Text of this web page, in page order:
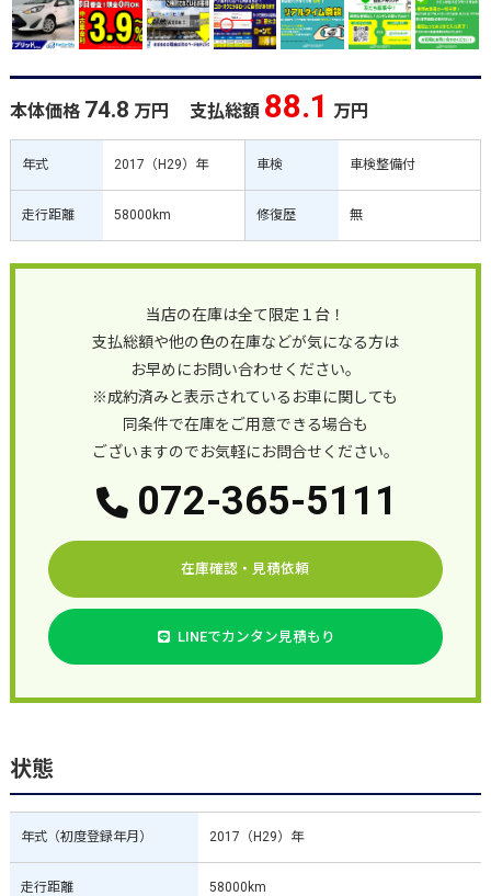
本体価格 74.8 万円 支払総額 88.1 万円
年式 2017（H29）年
走行距離 58000km
車検 車検整備付
修復歴 無
当店の在庫は全て限定１台！
支払総額や他の色の在庫などが気になる方は
お早めにお問い合わせください。
※成約済みと表示されているお車に関しても
同条件で在庫をご用意できる場合も
ございますのでお気軽にお問合せください。
072-365-5111
在庫確認・見積依頼
LINEでカンタン見積もり
状態
年式（初度登録年月） 2017（H29）年
走行距離 58000km